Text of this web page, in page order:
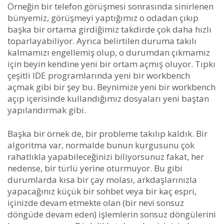
Örneğin bir telefon görüşmesi sonrasında sinirlenen
bünyemiz, görüşmeyi yaptığımız o odadan çıkıp
başka bir ortama girdiğimiz takdirde çok daha hızlı
toparlayabiliyor. Ayrıca belirtilen duruma takılı
kalmamızı engellemiş olup, o durumdan çıkmamız
için beyin kendine yeni bir ortam açmış oluyor. Tıpkı
çeşitli IDE programlarında yeni bir workbench
açmak gibi bir şey bu. Beynimize yeni bir workbench
açıp içerisinde kullandığımız dosyaları yeni baştan
yapılandırmak gibi.
Başka bir örnek de, bir probleme takılıp kaldık. Bir
algoritma var, normalde bunun kurgusunu çok
rahatlıkla yapabileceğinizi biliyorsunuz fakat, her
nedense, bir türlü yerine oturmuyor. Bu gibi
durumlarda kısa bir çay molası, arkdaşlarınızla
yapacağınız küçük bir sohbet veya bir kaç espri,
içinizde devam etmekte olan (bir nevi sonsuz
döngüde devam eden) işlemlerin sonsuz döngülerini